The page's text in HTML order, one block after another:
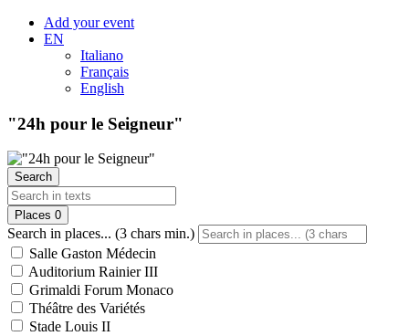
Add your event
EN
Italiano
Français
English
"24h pour le Seigneur"
Search
Places 0
Search in places... (3 chars min.)
Salle Gaston Médecin
Auditorium Rainier III
Grimaldi Forum Monaco
Théâtre des Variétés
Stade Louis II